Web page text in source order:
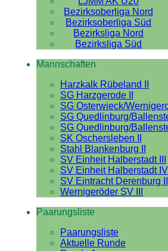
Bezirksoberliga Nord
Bezirksoberliga Süd
Bezirksliga Nord
Bezirksliga Süd
Mannschaften
Harzkalk Rübeland II
SG Harzgerode II
SG Osterwieck/
SG Quedlinburg/
SG Quedlinburg/
SK Oschersleben II
Stahl Blankenburg II
SV Einheit Halberstadt III
SV Einheit Halberstadt IV
SV Eintracht Derenburg II
Wernigeröder SV III
Paarungsliste
Paarungsliste
Aktuelle Runde